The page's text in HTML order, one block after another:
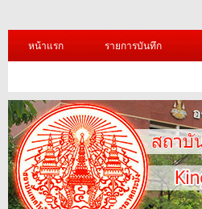
หน้าแรก รายการบันทึก